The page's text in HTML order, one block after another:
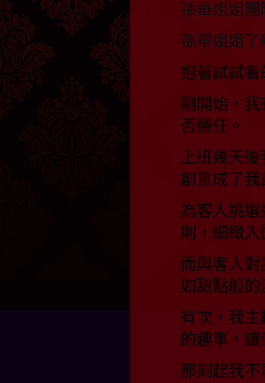
孫華姐姐
孫華姐姐
抱著試試
剛開始，
否勝任。
上班幾天
創意成了
為客人挑
則，細緻
而與客人
如甜點般
有次，我
的趣事，
那刻起我